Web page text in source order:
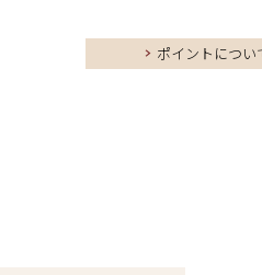
ポイントについ